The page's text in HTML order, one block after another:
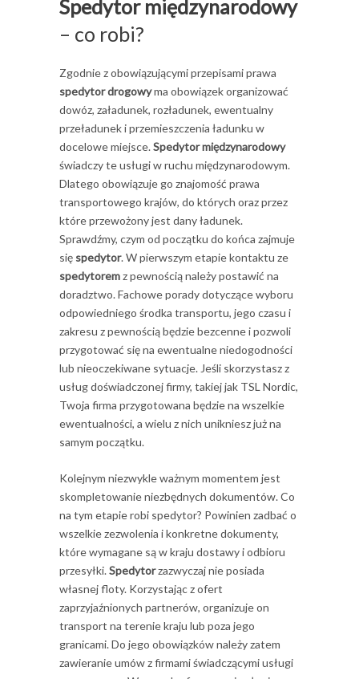
Spedytor międzynarodowy
– co robi?
Zgodnie z obowiązującymi przepisami prawa
spedytordrogowyma obowiązek organizować
dowóz, załadunek, rozładunek, ewentualny
przeładunek i przemieszczenia ładunku w
docelowe miejsce.Spedytormiędzynarodowy
świadczy te usługi w ruchu międzynarodowym.
Dlatego obowiązuje go znajomość prawa
transportowego krajów, do których oraz przez
które przewożony jest dany ładunek.
Sprawdźmy, czym od początku do końca zajmuje
się spedytor. W pierwszym etapie kontaktu ze
spedytoremz pewnością należy postawić na
doradztwo. Fachowe porady dotyczące wyboru
odpowiedniego środka transportu, jego czasu i
zakresu z pewnością będzie bezcenne i pozwoli
przygotować się na ewentualne niedogodności
lub nieoczekiwane sytuacje. Jeśli skorzystasz z
usług doświadczonej firmy, takiej jak TSL Nordic,
Twoja firma przygotowana będzie na wszelkie
ewentualności, a wielu z nich unikniesz już na
samym początku.
Kolejnym niezwykle ważnym momentem jest
skompletowanie niezbędnych dokumentów. Co
na tym etapie robi spedytor? Powinien zadbać o
wszelkie zezwolenia i konkretne dokumenty,
które wymagane są w kraju dostawy i odbioru
przesyłki.Spedytorzazwyczaj nie posiada
własnej floty. Korzystając z ofert
zaprzyjaźnionych partnerów, organizuje on
transport na terenie kraju lub poza jego
granicami. Do jego obowiązków należy zatem
zawieranie umów z firmami świadczącymi usługi